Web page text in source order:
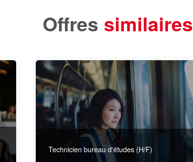
Offres similaires
Technicien bureau d'études (H/F)